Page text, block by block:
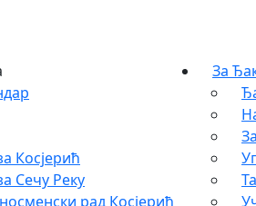
Косјерић
Сечу Реку
рад Косјерић
За